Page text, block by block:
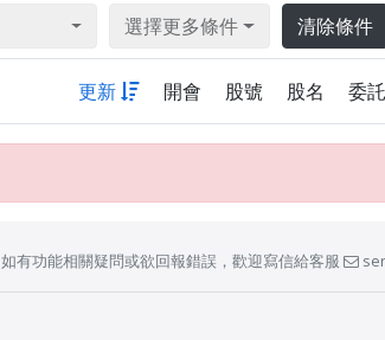
選擇更多條件 清除條件
更新 開會 股號 股名 委
如有功能相關疑問或欲回報錯誤，歡迎寫信給客服